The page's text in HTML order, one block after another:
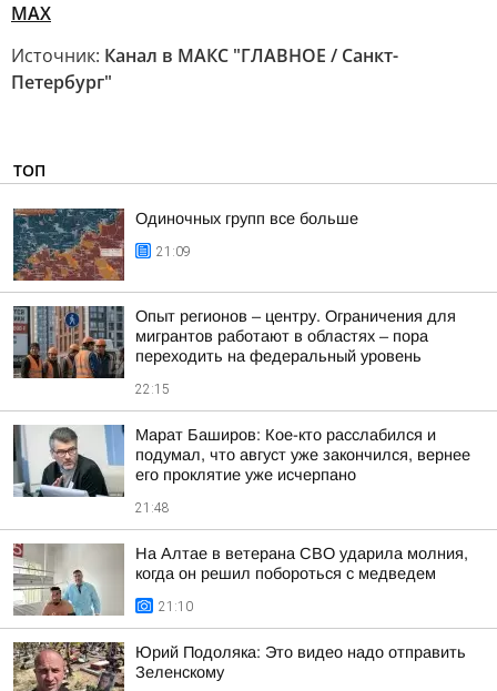
MAX
Источник: Канал в МАКС "ГЛАВНОЕ / Санкт-
Петербург"
ТОП
Одиночных групп все больше
21:09
Опыт регионов – центру. Ограничения для
мигрантов работают в областях – пора
переходить на федеральный уровень
22:15
Марат Баширов: Кое-кто расслабился и
подумал, что август уже закончился, вернее
его проклятие уже исчерпано
21:48
На Алтае в ветерана СВО ударила молния,
когда он решил побороться с медведем
21:10
Юрий Подоляка: Это видео надо отправить
Зеленскому